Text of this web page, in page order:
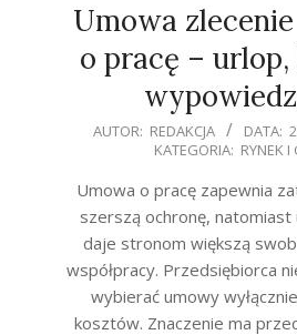
Umowa
o pracę – urlop,
2026-
27
AUTOR: REDAKCJA DATA:
KATEGORIA: RYNEK I
Umowa o pracę zapewnia
szerszą ochronę, natomiast
daje stronom większą
współpracy. Przedsiębiorca
wybierać umowy
kosztów. Znaczenie ma